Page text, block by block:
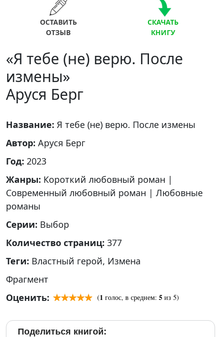
ОСТАВИТЬ
ОТЗЫВ
СКАЧАТЬ
КНИГУ
«Я тебе (не) верю. После
измены»
Аруся Берг
Название: Я тебе (не) верю. После измены
Автор: Аруся Берг
Год: 2023
Жанры: Короткий любовный роман |
Современный любовный роман | Любовные
романы
Серии: Выбор
Количество страниц: 377
Теги: Властный герой, Измена
Фрагмент
Оценить:
(1 голос, в среднем: 5 из 5)
Поделиться книгой: